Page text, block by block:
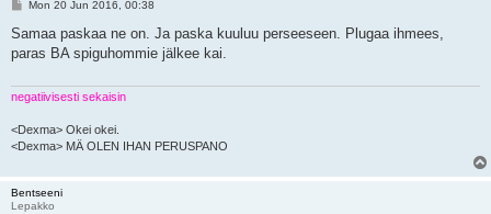
P
s
Mon 20 Jun 2016, 00:38
Samaa paskaa ne on. Ja paska kuuluu perseeseen. Plugaa ihmees,
paras BA spiguhommie jälkee kai.
negatiivisesti sekaisin
<Dexma> Okei okei.
<Dexma> MÄ OLEN IHAN PERUSPANO
Bentseeni
Lepakko